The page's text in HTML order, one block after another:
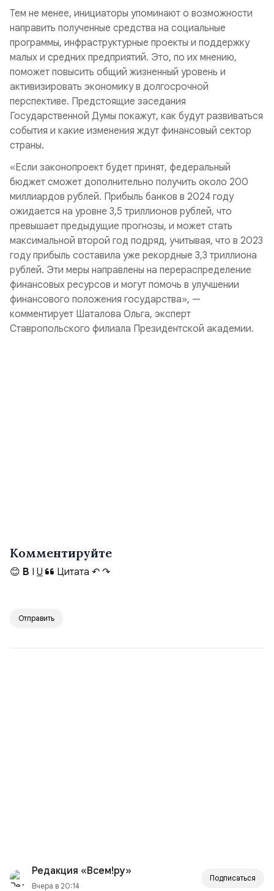
Тем не менее, инициаторы упоминают о возможности
направить полученные средства на социальные
программы, инфраструктурные проекты и поддержку
малых и средних предприятий. Это, по их мнению,
поможет повысить общий жизненный уровень и
активизировать экономику в долгосрочной
перспективе. Предстоящие заседания
Государственной Думы покажут, как будут развиваться
события и какие изменения ждут финансовый сектор
страны.
«Если законопроект будет принят, федеральный
бюджет сможет дополнительно получить около 200
миллиардов рублей. Прибыль банков в 2024 году
ожидается на уровне 3,5 триллионов рублей, что
превышает предыдущие прогнозы, и может стать
максимальной второй год подряд, учитывая, что в 2023
году прибыль составила уже рекордные 3,3 триллиона
рублей. Эти меры направлены на перераспределение
финансовых ресурсов и могут помочь в улучшении
финансового положения государства», —
комментирует Шаталова Ольга, эксперт
Ставропольского филиала Президентской академии.
Комментируйте
😊 B I U Цитата ↶ ↷
Отправить
Редакция «Всем!ру»
Вчера в 20:14
Подписаться